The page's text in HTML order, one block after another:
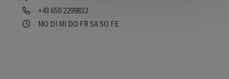
Telefon
+43 650 2299832
Öffnungszeiten
MO Montag geöffnet
DI Dienstag geöffnet
MI Mittwoch geöffnet
DO Donnerstag geöffnet
FR Freitag geöffnet
SASamstag geöffnet
SO Sonntag geöffnet
FEFeiertag geöffnet